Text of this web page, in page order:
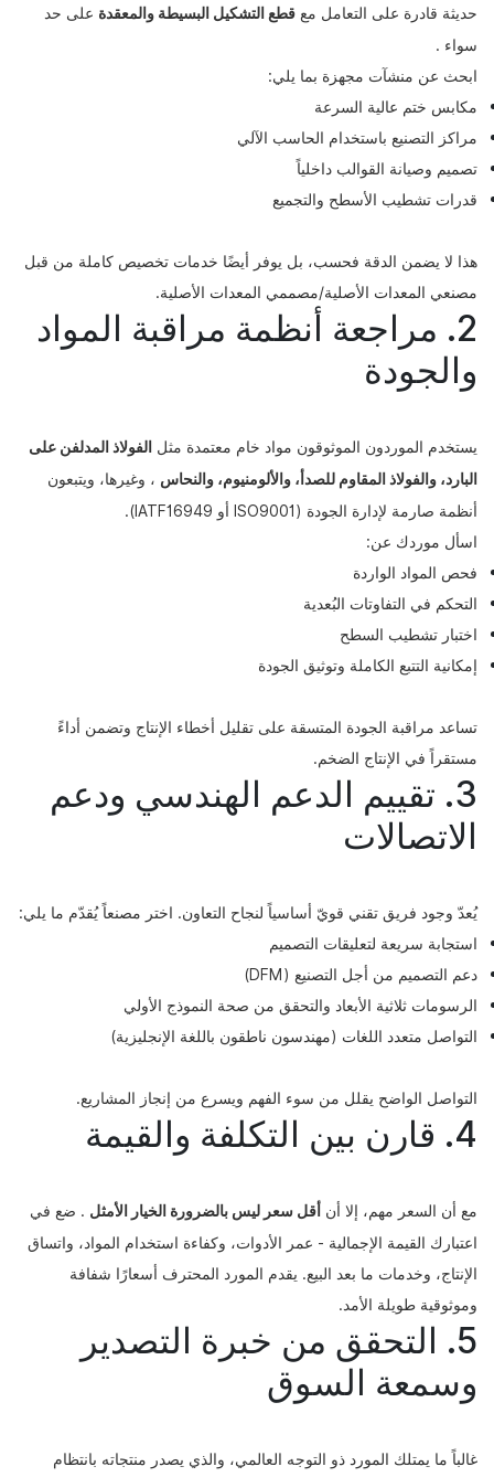
حديثة قادرة على التعامل مع قطع التشكيل البسيطة والمعقدة على حد
سواء .
ابحث عن منشآت مجهزة بما يلي:
مكابس ختم عالية السرعة
مراكز التصنيع باستخدام الحاسب الآلي
تصميم وصيانة القوالب داخلياً
قدرات تشطيب الأسطح والتجميع
هذا لا يضمن الدقة فحسب، بل يوفر أيضًا خدمات تخصيص كاملة من قبل
مصنعي المعدات الأصلية/مصممي المعدات الأصلية.
2. مراجعة أنظمة مراقبة المواد
والجودة
يستخدم الموردون الموثوقون مواد خام معتمدة مثل الفولاذ المدلفن على
البارد، والفولاذ المقاوم للصدأ، والألومنيوم، والنحاس ، وغيرها، ويتبعون
أنظمة صارمة لإدارة الجودة (ISO9001 أو IATF16949).
اسأل موردك عن:
فحص المواد الواردة
التحكم في التفاوتات البُعدية
اختبار تشطيب السطح
إمكانية التتبع الكاملة وتوثيق الجودة
تساعد مراقبة الجودة المتسقة على تقليل أخطاء الإنتاج وتضمن أداءً
مستقراً في الإنتاج الضخم.
3. تقييم الدعم الهندسي ودعم
الاتصالات
يُعدّ وجود فريق تقني قويّ أساسياً لنجاح التعاون. اختر مصنعاً يُقدّم ما يلي:
استجابة سريعة لتعليقات التصميم
دعم التصميم من أجل التصنيع (DFM)
الرسومات ثلاثية الأبعاد والتحقق من صحة النموذج الأولي
التواصل متعدد اللغات (مهندسون ناطقون باللغة الإنجليزية)
التواصل الواضح يقلل من سوء الفهم ويسرع من إنجاز المشاريع.
4. قارن بين التكلفة والقيمة
مع أن السعر مهم، إلا أن أقل سعر ليس بالضرورة الخيار الأمثل . ضع في
اعتبارك القيمة الإجمالية - عمر الأدوات، وكفاءة استخدام المواد، واتساق
الإنتاج، وخدمات ما بعد البيع. يقدم المورد المحترف أسعارًا شفافة
وموثوقية طويلة الأمد.
5. التحقق من خبرة التصدير
وسمعة السوق
غالباً ما يمتلك المورد ذو التوجه العالمي، والذي يصدر منتجاته بانتظام